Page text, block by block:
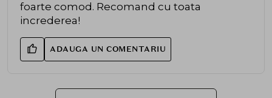
foarte comod. Recomand cu toata
increderea!
ADAUGA UN COMENTARIU